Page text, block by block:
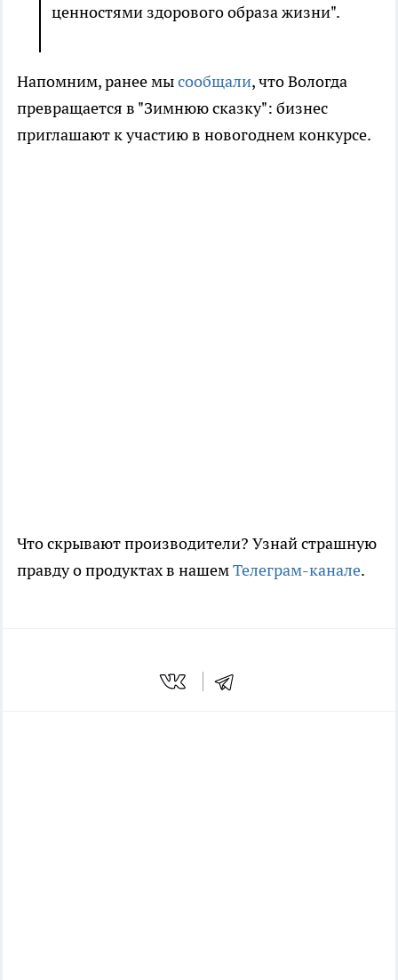
ценностями здорового образа жизни".
Напомним, ранее мысообщали, что Вологда
превращается в "Зимнюю сказку": бизнес
приглашают к участию в новогоднем конкурсе.
Что скрывают производители? Узнай страшную
правду о продуктах в нашемТелеграм-канале.